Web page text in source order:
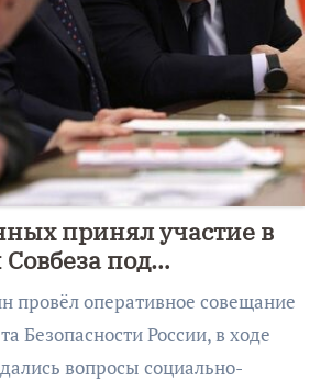
принял участие в
под
Путина
провёл оперативное совещание
Безопасности России, в ходе
вопросы социально-